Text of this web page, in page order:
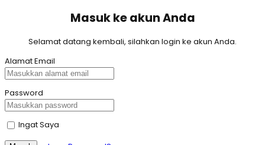
Masuk ke akun Anda
Selamat datang kembali, silahkan login ke akun Anda.
Alamat Email
Password
Ingat Saya